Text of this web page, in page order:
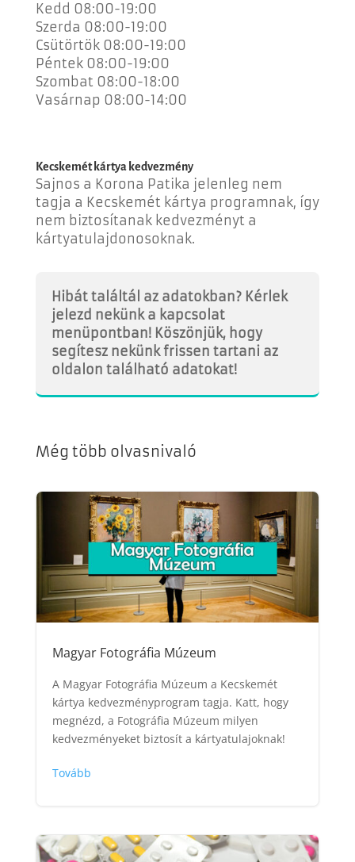
Kedd 08:00-19:00
Szerda 08:00-19:00
Csütörtök 08:00-19:00
Péntek 08:00-19:00
Szombat 08:00-18:00
Vasárnap 08:00-14:00
Kecskemét kártya kedvezmény
Sajnos a Korona Patika jelenleg nem
tagja a Kecskemét kártya programnak, így
nem biztosítanak kedvezményt a
kártyatulajdonosoknak.
Hibát találtál az adatokban? Kérlek
jelezd nekünk a kapcsolat
menüpontban! Köszönjük, hogy
segítesz nekünk frissen tartani az
oldalon található adatokat!
Még több olvasnivaló
Magyar Fotográfia Múzeum
A Magyar Fotográfia Múzeum a Kecskemét
kártya kedvezményprogram tagja. Katt, hogy
megnézd, a Fotográfia Múzeum milyen
kedvezményeket biztosít a kártyatulajoknak!
Tovább